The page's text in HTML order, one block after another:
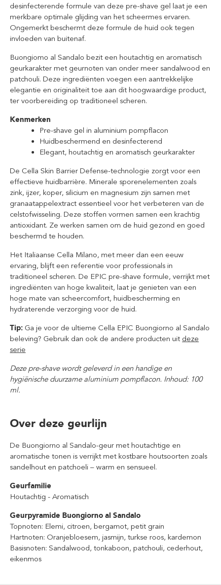
desinfecterende formule van deze pre-shave gel laat je een
merkbare optimale glijding van het scheermes ervaren.
Ongemerkt beschermt deze formule de huid ook tegen
invloeden van buitenaf.
Buongiomo al Sandalo bezit een houtachtig en aromatisch
geurkarakter met geurnoten van onder meer sandalwood en
patchouli. Deze ingrediënten voegen een aantrekkelijke
elegantie en originaliteit toe aan dit hoogwaardige product,
ter voorbereiding op traditioneel scheren.
Kenmerken
Pre-shave gel in aluminium pompflacon
Huidbeschermend en desinfecterend
Elegant, houtachtig en aromatisch geurkarakter
De Cella Skin Barrier Defense-technologie zorgt voor een
effectieve huidbarrière. Minerale sporenelementen zoals
zink, ijzer, koper, silicium en magnesium zijn samen met
granaatappelextract essentieel voor het verbeteren van de
celstofwisseling. Deze stoffen vormen samen een krachtig
antioxidant. Ze werken samen om de huid gezond en goed
beschermd te houden.
Het Italiaanse Cella Milano, met meer dan een eeuw
ervaring, blijft een referentie voor professionals in
traditioneel scheren. De EPIC pre-shave formule, verrijkt met
ingrediënten van hoge kwaliteit, laat je genieten van een
hoge mate van scheercomfort, huidbescherming en
hydraterende verzorging voor de huid.
Tip: Ga je voor de ultieme Cella EPIC Buongiorno al Sandalo
beleving? Gebruik dan ook de andere producten uit deze
serie
Deze pre-shave wordt geleverd in een handige en
hygiënische duurzame aluminium pompflacon. Inhoud: 100
ml.
Over deze geurlijn
De Buongiorno al Sandalo-geur met houtachtige en
aromatische tonen is verrijkt met kostbare houtsoorten zoals
sandelhout en patchoeli – warm en sensueel.
Geurfamilie
Houtachtig - Aromatisch
Geurpyramide Buongiorno al Sandalo
Topnoten: Elemi, citroen, bergamot, petit grain
Hartnoten: Oranjebloesem, jasmijn, turkse roos, kardemon
Basisnoten: Sandalwood, tonkaboon, patchouli, cederhout,
eikenmos